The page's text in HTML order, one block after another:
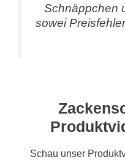
Schnäppchen
sowei
Schau unser